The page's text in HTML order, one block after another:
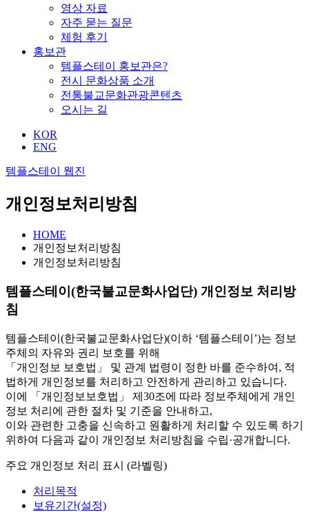
영상 자료
자주 묻는 질문
체험 후기
홍보관
템플스테이 홍보관은?
전시 문화상품 소개
전통불교문화관광콘텐츠
오시는 길
KOR
ENG
템플스테이 웹진
개인정보처리방침
HOME
개인정보처리방침
개인정보처리방침
템플스테이(한국불교문화사업단) 개인정보 처리방
침
템플스테이(한국불교문화사업단)(이하 ‘템플스테이’)는 정보
주체의 자유와 권리 보호를 위해
「개인정보 보호법」 및 관계 법령이 정한 바를 준수하여, 적
법하게 개인정보를 처리하고 안전하게 관리하고 있습니다.
이에 「개인정보보호법」 제30조에 따라 정보주체에게 개인
정보 처리에 관한 절차 및 기준을 안내하고,
이와 관련한 고충을 신속하고 원활하게 처리할 수 있도록 하기
위하여 다음과 같이 개인정보 처리방침을 수립·공개합니다.
주요 개인정보 처리 표시 (라벨링)
처리목적
보유기간(설정)